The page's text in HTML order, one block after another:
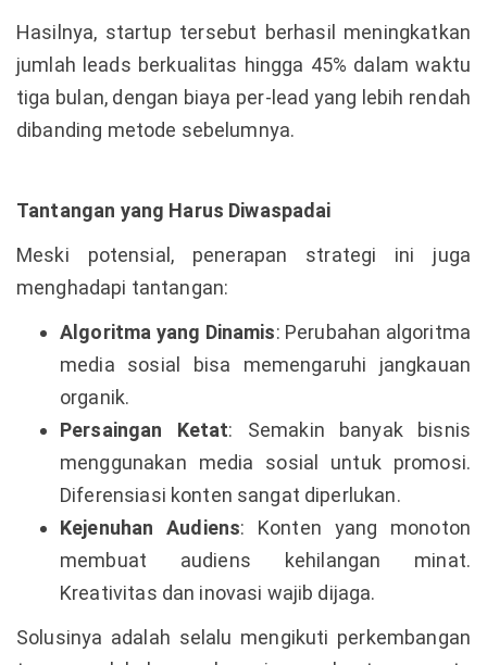
Hasilnya, startup tersebut berhasil meningkatkan
jumlah leads berkualitas hingga 45% dalam waktu
tiga bulan, dengan biaya per-lead yang lebih rendah
dibanding metode sebelumnya.
Tantangan yang Harus Diwaspadai
Meski potensial, penerapan strategi ini juga
menghadapi tantangan:
Algoritma yang Dinamis: Perubahan algoritma
media sosial bisa memengaruhi jangkauan
organik.
Persaingan Ketat: Semakin banyak bisnis
menggunakan media sosial untuk promosi.
Diferensiasi konten sangat diperlukan.
Kejenuhan Audiens: Konten yang monoton
membuat audiens kehilangan minat.
Kreativitas dan inovasi wajib dijaga.
Solusinya adalah selalu mengikuti perkembangan